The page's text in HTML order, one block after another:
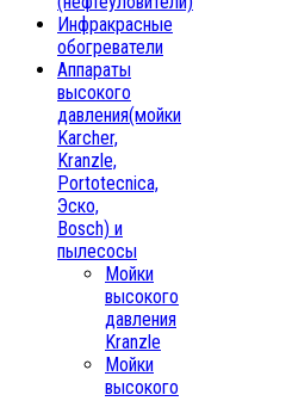
Инфракрасные
обогреватели
Аппараты
высокого
давления(мойки
Karcher,
Kranzle,
Portotecnica,
Эско,
Bosch) и
пылесосы
Мойки
высокого
давления
Kranzle
Мойки
высокого